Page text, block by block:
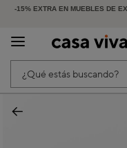
-15% EXTRA EN MUEBLES DE
HASTA -60% DE
¿Qué estás buscando?